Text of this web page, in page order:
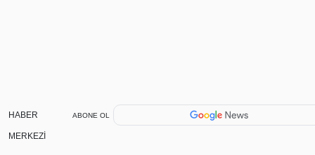
HABER
MERKEZİ
ABONE OL